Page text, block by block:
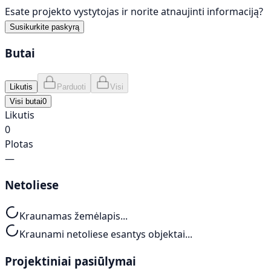
Esate projekto vystytojas ir norite atnaujinti informaciją?
Susikurkite paskyrą
Butai
Likutis Parduoti
Visi
Visi butai0
Likutis
0
Plotas
—
Netoliese
Kraunamas žemėlapis...
Kraunami netoliese esantys objektai...
Projektiniai pasiūlymai